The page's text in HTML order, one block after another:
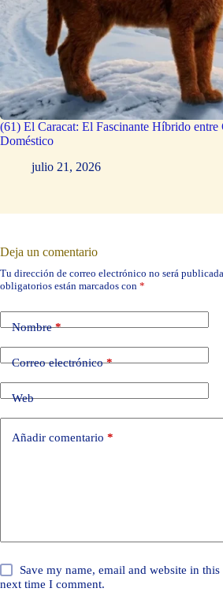
(61) El Caracat: El Fascinante Híbrido entre
Doméstico
julio 21, 2026
Deja un comentario
Tu dirección de correo electrónico no será
obligatorios están marcados con *
Nombre*
Correo electrónico*
Web
Añadir comentario *
Save my name, email and website in
next time I comment.